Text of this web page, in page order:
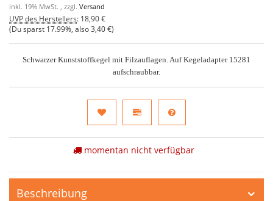
inkl. 19% MwSt. , zzgl. Versand
UVP des Herstellers: 18,90 €
(Du sparst 17.99% , also3,40 €)
Schwarzer Kunststoffkegel mit Filzauflagen. Auf Kegeladapter 15281
aufschraubbar.
momentan nicht verfügbar
Beschreibung